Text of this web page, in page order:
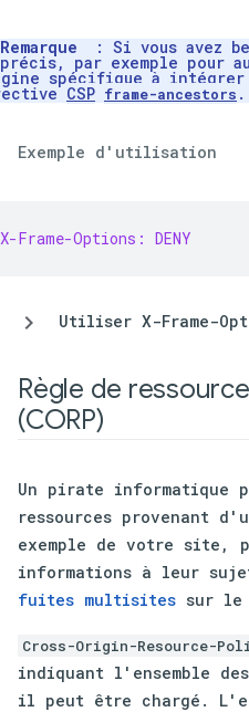
Remarque : Si vous avez
précis, par exemple pour
spécifique à
CSP frame-ancestors .
Exemple d'utilisation
X-Frame-Options: DENY
Utiliser X-Frame-
Règle de
(CORP)
Un pirate informatique
ressources provenant
exemple de votre site,
informations à leur
fuites multisites sur le
Cross-Origin-Resource-
indiquant l'ensemble
il peut être chargé.